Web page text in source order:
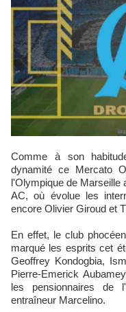
Comme à son habitude, Pablo Longoria aura à nouveau
dynamité ce Mercato
l'Olympique de Marseille
AC, où évolue les
encore Olivier Giroud et
En effet, le club
marqué les esprits cet
Geoffrey Kondogbia,
Pierre-Emerick
les pensionnaires de
entraîneur Marcelino.